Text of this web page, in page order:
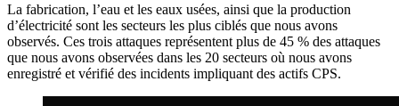
La fabrication, l’eau et les eaux usées, ainsi que la production
d’électricité sont les secteurs les plus ciblés que nous avons
observés. Ces trois attaques représentent plus de 45 % des attaques
que nous avons observées dans les 20 secteurs où nous avons
enregistré et vérifié des incidents impliquant des actifs CPS.